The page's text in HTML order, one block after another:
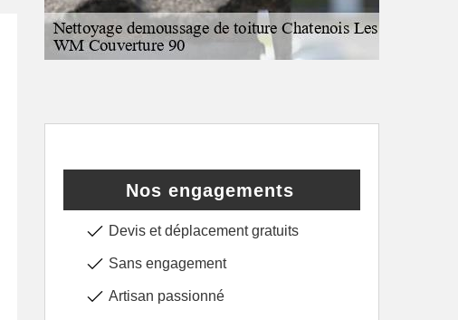
Nos engagements
Devis et déplacement gratuits
Sans engagement
Artisan passionné